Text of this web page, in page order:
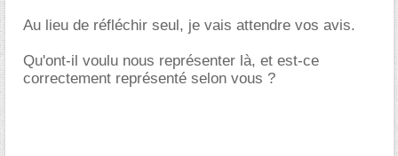
Au lieu de réfléchir seul, je vais attendre vos avis.
Qu'ont-il voulu nous représenter là, et est-ce
correctement représenté selon vous ?